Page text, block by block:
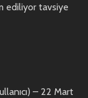
ediliyor tavsiye
– 22 Mart